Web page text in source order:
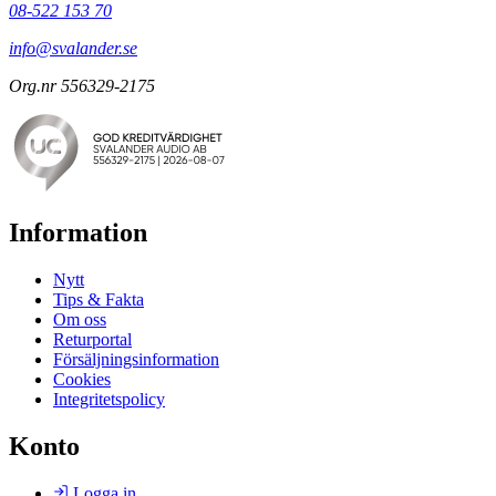
08-522 153 70
info@svalander.se
Org.nr 556329-2175
Information
Nytt
Tips & Fakta
Om oss
Returportal
Försäljningsinformation
Cookies
Integritetspolicy
Konto